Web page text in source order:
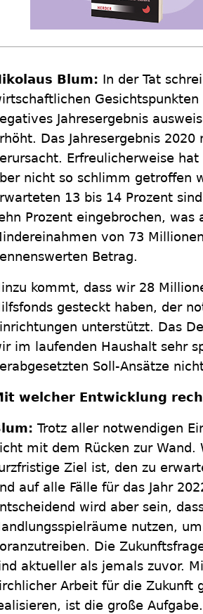
Blum: In der Tat
Jahresergebnis
Das Jahresergebnis
Erfreulicherweise
nicht so schlimm getroffen
13 bis 14 Prozent
Prozent eingebrochen, was
von 73
Betrag.
kommt, dass wir 28
gesteckt haben, der
unterstützt. Das
im laufenden Haushalt sehr
Soll-Ansätze
welcher Entwicklung
Trotz aller notwendigen
mit dem Rücken zur Wand.
Ziel ist, den zu
auf alle Fälle für das Jahr
wird aber sein,
nutzen,
Die
aktueller als jemals zuvor.
Arbeit für die Zukunft
ist die große